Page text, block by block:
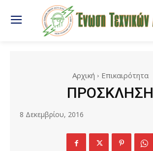
Αρχική Επικαιρότητα
ΠΡΟΣΚΛΗΣΗ
8 Δεκεμβρίου, 2016